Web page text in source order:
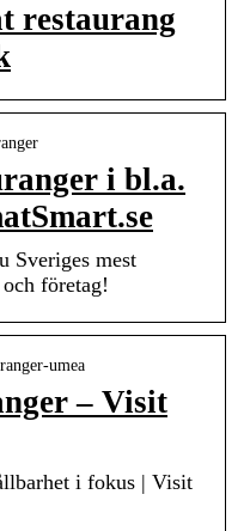
restaurang
i bl.a.
Sveriges mest
företag!
umea
– Visit
i fokus | Visit